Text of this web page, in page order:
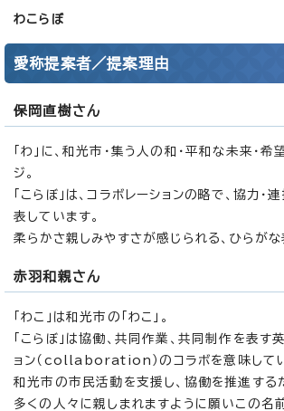
わこらぼ
愛称提案者／提案理由
保岡直樹さん
「わ」に、和光市・集う人の和・平和な未来・
ジ。
「こらぼ」は、コラボレーションの略で、協力・
表しています。
柔らかさ親しみやすさが感じられる、ひらがな
赤羽和親さん
「わこ」は和光市の「わこ」。
「こらぼ」は協働、共同作業、共同制作を表す
ョン（ collaboration ）のコラボを意味して
和光市の市民活動を支援し、協働を推進する
多くの人々に親しまれますように願いこの名